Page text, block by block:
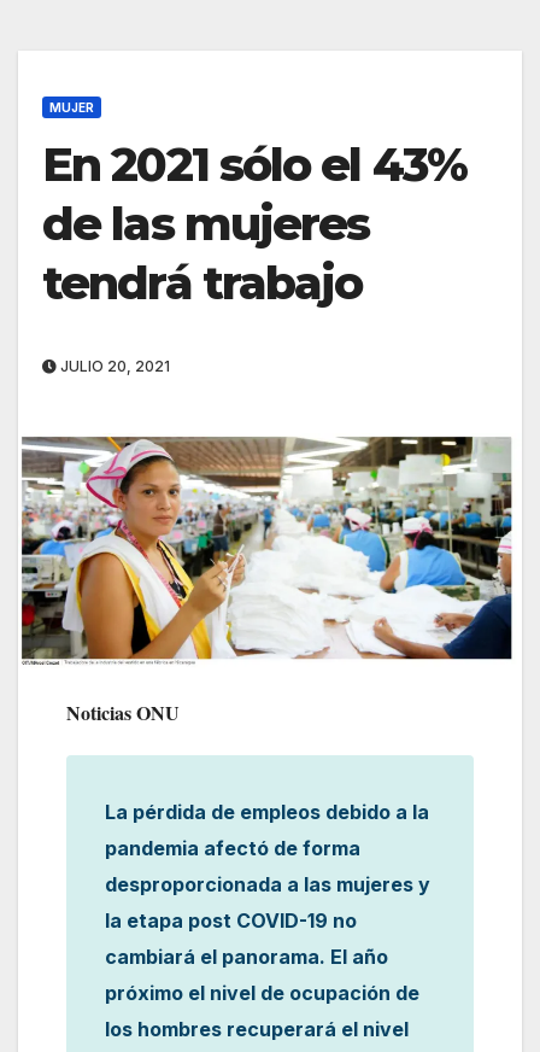
MUJER
En 2021 sólo el 43%
de las mujeres
tendrá trabajo
JULIO 20, 2021
Noticias ONU
La pérdida de empleos debido a la
pandemia afectó de forma
desproporcionada a las mujeres y
la etapa post COVID-19 no
cambiará el panorama. El año
próximo el nivel de ocupación de
los hombres recuperará el nivel